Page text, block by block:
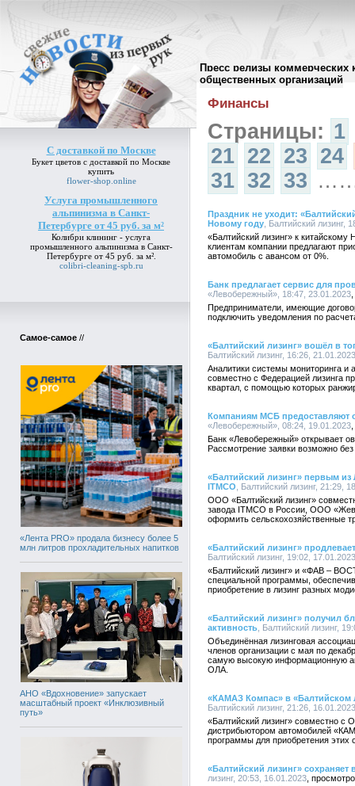
Пресс релизы коммерческих
общественных организаций
С доставкой по Москве
Букет цветов с доставкой по Москве
купить
flower-shop.online
Услуга промышленного
альпинизма в Санкт-
Петербурге от 45 руб. за м²
Колибри клининг - услуга
промышленного альпинизма в Санкт-
Петербурге от 45 руб. за м².
colibri-cleaning-spb.ru
Самое-самое //
«Лента PRO» продала бизнесу более 5
млн литров прохладительных напитков
АНО «Вдохновение» запускает
масштабный проект «Инклюзивный
путь»
Архив пресс-релизов//
Финансы
Страницы: 1
21 22 23 24
31 32 33
Праздник не уходит:
Новому году , Балтийский лизинг,
«Балтийский лизинг» к
клиентам компании предлагают
автомобиль с авансом от 0%.
Банк предлагает сервис для
«Левобережный», 18:47, 23.01.2023
Предприниматели, имеющие
подключить уведомления по
«Балтийский лизинг» вошёл в
Балтийский лизинг, 16:26, 21.01.2023
Аналитики системы мониторинга
совместно с Федерацией лизинга
квартал, с помощью которых
Компаниям МСБ предоставляют
«Левобережный», 08:24, 19.01.2023
Банк «Левобережный» открывает
Рассмотрение заявки возможно
«Балтийский лизинг» первым из
ITMCO , Балтийский лизинг, 21:29,
ООО «Балтийский лизинг»
завода ITMCO в России, ООО
оформить сельскохозяйственные
«Балтийский лизинг»
Балтийский лизинг, 19:02, 17.01.2023
«Балтийский лизинг» и «ФАВ –
специальной программы,
приобретение в лизинг разных
«Балтийский лизинг» получил
активность , Балтийский лизинг,
Объединённая лизинговая
членов организации с мая по
самую высокую информационную
ОЛА.
«КАМАЗ Компас» в «Балтийском
Балтийский лизинг, 21:26, 16.01.2023
«Балтийский лизинг» совместно
дистрибьютором автомобилей
программы для приобретения этих
«Балтийский лизинг» сохраняет
лизинг, 20:53, 16.01.2023